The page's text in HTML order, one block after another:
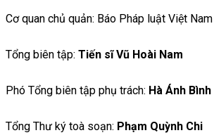
Cơ quan chủ quản: Báo Pháp luật Việt Nam
Tổng biên tập: Tiến sĩ Vũ Hoài Nam
Phó Tổng biên tập phụ trách: Hà Ánh Bình
Tổng Thư ký toà soạn: Phạm Quỳnh Chi